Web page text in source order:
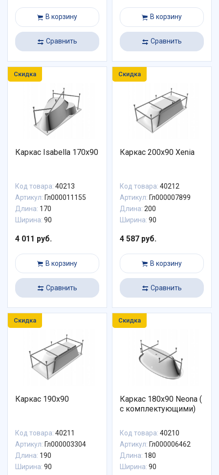
В корзину
Сравнить
В корзину
Сравнить
Скидка
Каркас Isabella 170х90
Код товара: 40213
Артикул: Гл000011155
Длина: 170
Ширина: 90
4 011 руб.
В корзину
Сравнить
Скидка
Каркас 200х90 Xenia
Код товара: 40212
Артикул: Гл000007899
Длина: 200
Ширина: 90
4 587 руб.
В корзину
Сравнить
Скидка
Каркас 190х90
Код товара: 40211
Артикул: Гл000003304
Длина: 190
Ширина: 90
Скидка
Каркас 180х90 Neona (
с комплектующими)
Код товара: 40210
Артикул: Гл000006462
Длина: 180
Ширина: 90